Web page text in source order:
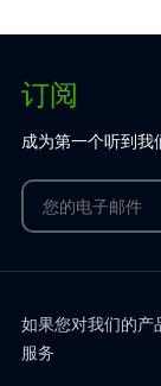
订阅
成为第一个听到我
如果您对我们的产
服务